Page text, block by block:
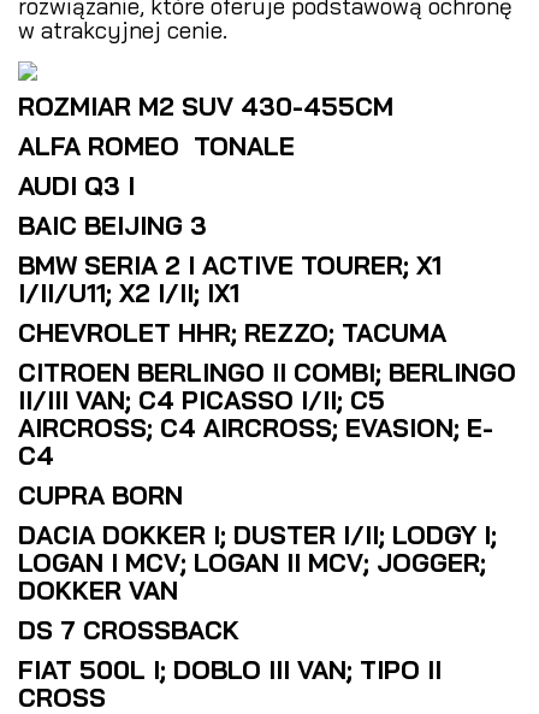
rozwiązanie, które oferuje podstawową ochronę
w atrakcyjnej cenie.
ROZMIAR M2 SUV 430-455CM
ALFA ROMEO TONALE
AUDI Q3 I
BAIC BEIJING 3
BMW SERIA 2 I ACTIVE TOURER; X1
I/II/U11; X2 I/II; IX1
CHEVROLET HHR; REZZO; TACUMA
CITROEN BERLINGO II COMBI; BERLINGO
II/III VAN; C4 PICASSO I/II; C5
AIRCROSS; C4 AIRCROSS; EVASION; E-
C4
CUPRA BORN
DACIA DOKKER I; DUSTER I/II; LODGY I;
LOGAN I MCV; LOGAN II MCV; JOGGER;
DOKKER VAN
DS 7 CROSSBACK
FIAT 500L I; DOBLO III VAN; TIPO II
CROSS